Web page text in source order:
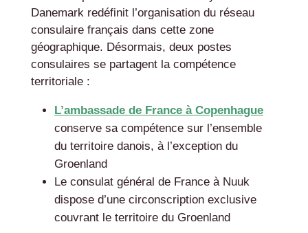
Danemark redéfinit l’organisation du réseau
consulaire français dans cette zone
géographique. Désormais, deux postes
consulaires se partagent la compétence
territoriale :
L’ambassade de France à Copenhague
conserve sa compétence sur l’ensemble
du territoire danois, à l’exception du
Groenland
Le consulat général de France à Nuuk
dispose d’une circonscription exclusive
couvrant le territoire du Groenland